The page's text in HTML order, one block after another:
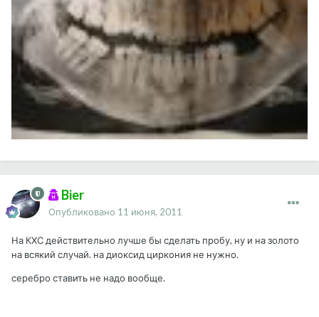
Bier
Опубликовано 11 июня, 2011
На КХС действительно лучше бы сделать пробу, ну и на золото
на всякий случай. на диоксид циркония не нужно.
серебро ставить не надо вообще.